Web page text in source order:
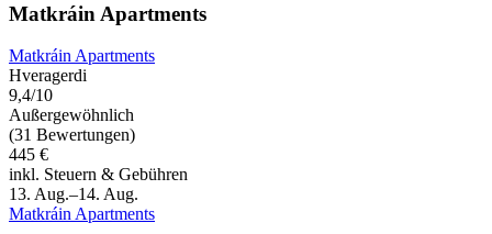
Matkráin Apartments
Matkráin Apartments
Hveragerdi
9,4/10
Außergewöhnlich
(31 Bewertungen)
445 €
inkl. Steuern & Gebühren
13. Aug.–14. Aug.
Matkráin Apartments